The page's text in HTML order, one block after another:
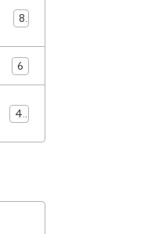
8
6
41